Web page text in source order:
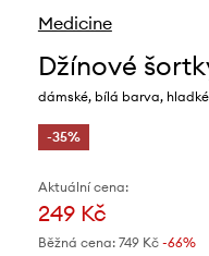
Medicine
Džínové
dámské, bílá barva,
-35%
Aktuální cena:
249 Kč
Běžná cena: 749 Kč-66%